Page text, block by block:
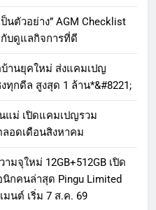
นตัวอย่าง” AGM Checklist
บดูแลกิจการที่ดี
านยุคใหม่ ส่งแคมเปญ
ทุกดีล สูงสุด 1 ล้าน*&#8221;
แม่ เปิดแคมเปญรวม
อดเดือนสิงหาคม
มจุใหม่ 12GB+512GB เปิด
กคนล่าสุด Pingu Limited
นต์ เริ่ม 7 ส.ค. 69